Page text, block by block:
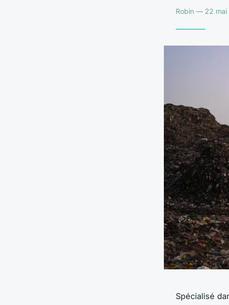
Robin — 22
Spécialisé